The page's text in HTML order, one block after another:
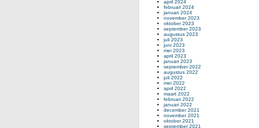
april 2024
februari 2024
januari 2024
november 2023
oktober 2023
september 2023
augustus 2023
juli 2023
juni 2023
mei 2023
april 2023
januari 2023
september 2022
augustus 2022
juli 2022
mei 2022
april 2022
maart 2022
februari 2022
januari 2022
december 2021
november 2021
oktober 2021
september 2021